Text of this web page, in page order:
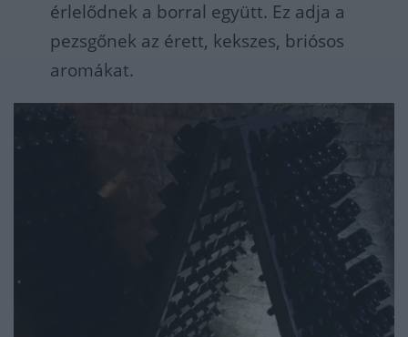
érlelődnek a borral együtt. Ez adja a
pezsgőnek az érett, kekszes, briósos
aromákat.